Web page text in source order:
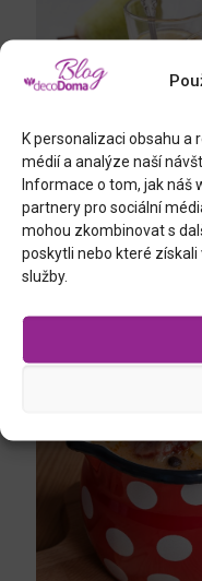
K personalizaci obsahu a
médií a analýze naší
Informace o tom, jak náš
partnery pro sociální
mohou zkombinovat s
poskytli nebo které získali
služby.